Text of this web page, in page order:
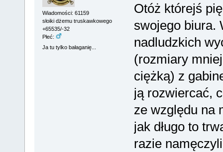
Wiadomości: 61159
słoiki dżemu truskawkowego
+65535/-32
Płeć:
Ja tu tylko bałaganię...
Otóż którejś
swojego biura.
nadludzkich
(rozmiary
ciężką) z
ją rozwiercać,
ze względu na
jak długo to
razie